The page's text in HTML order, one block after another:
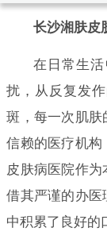
长沙湘肤皮
在日常生
扰，从反复发
斑，每一次肌肤
信赖的医疗机构
皮肤病医院作
借其严谨的办医
中积累了良好的